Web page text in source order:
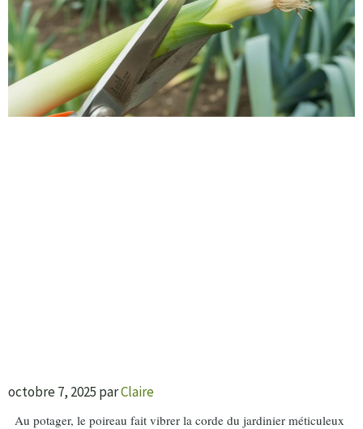
octobre 7, 2025 parClaire
Au potager, le poireau fait vibrer la corde du jardinier méticuleux